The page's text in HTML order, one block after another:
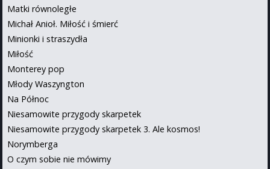
Matki równoległe
Michał Anioł. Miłość i śmierć
Minionki i straszydła
Miłość
Monterey pop
Młody Waszyngton
Na Północ
Niesamowite przygody skarpetek
Niesamowite przygody skarpetek 3. Ale kosmos!
Norymberga
O czym sobie nie mówimy